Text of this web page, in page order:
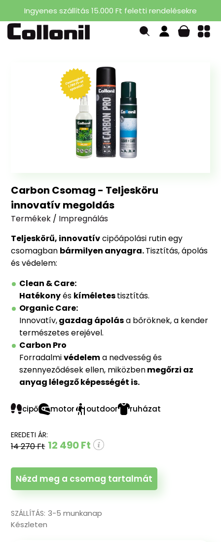
Ingyenes szállítás 15.000 Ft feletti rendelésekre
Carbon Csomag - Teljesköru
innovatív megoldás
Termékek / Impregnálás
Teljeskörű, innovatívcipőápolási rutin egy
csomagban bármilyen anyagra.Tisztítás, ápolás
és védelem:
Clean & Care:
Hatékonyés kíméletestisztítás.
Organic Care:
Innovatív,gazdag ápolása bőröknek, a kender
természetes erejével.
Carbon Pro
Forradalmivédelema nedvesség és
szennyeződések ellen, miközbenmegőrzi az
anyag lélegző képességét is.
cipő motor outdoor ruházat
EREDETI ÁR:
14 270 Ft 12 490 Ft
Nézd meg a csomag tartalmát
SZÁLLÍTÁS: 3-5 munkanap
Készleten